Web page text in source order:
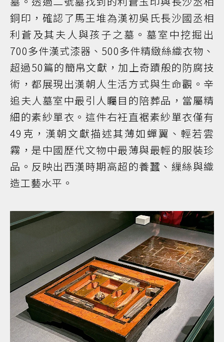
銅印，確認了馬王堆為漢初吳氏長沙國丞相
利蒼及其夫人與孩子之墓。墓室中挖掘出
700多件漢式漆器、500多件精緻絲織衣物、
超過50篇的簡帛文獻，加上奇蹟般的防腐技
術，都展現出漢朝人生活方式與生命觀。辛
追夫人墓室中最引人矚目的陪葬品，當屬精
細的素紗單衣。這件右衽直裾素紗單衣僅有
49克，漢朝文獻描述其薄如蟬翼、輕若雲
霧，是中國歷代文物中最薄與最輕的服裝珍
品。反映出西漢時期高超的養蠶、繅絲與織
造工藝水平。